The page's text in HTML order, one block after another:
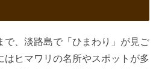
で、淡路島で「ひまわり」が見ご
はヒマワリの名所やスポットが多